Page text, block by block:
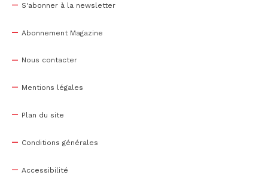
S'abonner à la newsletter
Abonnement Magazine
Nous contacter
Mentions légales
Plan du site
Conditions générales
Accessibilité